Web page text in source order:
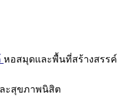
หอสมุดและพื้นที่สร้างสรรค์
ะสุขภาพนิสิต